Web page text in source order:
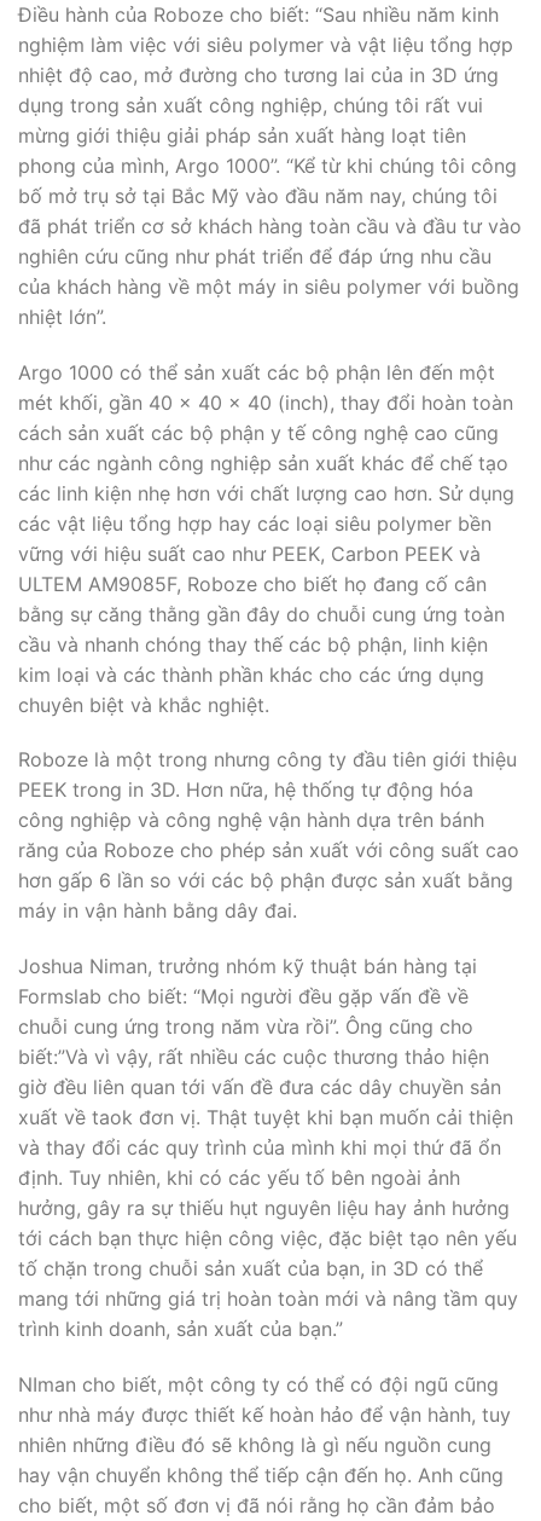
Điều hành của Roboze cho biết: “Sau nhiều năm kinh
nghiệm làm việc với siêu polymer và vật liệu tổng hợp
nhiệt độ cao, mở đường cho tương lai của in 3D ứng
dụng trong sản xuất công nghiệp, chúng tôi rất vui
mừng giới thiệu giải pháp sản xuất hàng loạt tiên
phong của mình, Argo 1000”. “Kể từ khi chúng tôi công
bố mở trụ sở tại Bắc Mỹ vào đầu năm nay, chúng tôi
đã phát triển cơ sở khách hàng toàn cầu và đầu tư vào
nghiên cứu cũng như phát triển để đáp ứng nhu cầu
của khách hàng về một máy in siêu polymer với buồng
nhiệt lớn”.
Argo 1000 có thể sản xuất các bộ phận lên đến một
mét khối, gần 40 x 40 x 40 (inch), thay đổi hoàn toàn
cách sản xuất các bộ phận y tế công nghệ cao cũng
như các ngành công nghiệp sản xuất khác để chế tạo
các linh kiện nhẹ hơn với chất lượng cao hơn. Sử dụng
các vật liệu tổng hợp hay các loại siêu polymer bền
vững với hiệu suất cao như PEEK, Carbon PEEK và
ULTEM AM9085F, Roboze cho biết họ đang cố cân
bằng sự căng thằng gần đây do chuỗi cung ứng toàn
cầu và nhanh chóng thay thế các bộ phận, linh kiện
kim loại và các thành phần khác cho các ứng dụng
chuyên biệt và khắc nghiệt.
Roboze là một trong nhưng công ty đầu tiên giới thiệu
PEEK trong in 3D. Hơn nữa, hệ thống tự động hóa
công nghiệp và công nghệ vận hành dựa trên bánh
răng của Roboze cho phép sản xuất với công suất cao
hơn gấp 6 lần so với các bộ phận được sản xuất bằng
máy in vận hành bằng dây đai.
Joshua Niman, trưởng nhóm kỹ thuật bán hàng tại
Formslab cho biết: “Mọi người đều gặp vấn đề về
chuỗi cung ứng trong năm vừa rồi”. Ông cũng cho
biết:”Và vì vậy, rất nhiều các cuộc thương thảo hiện
giờ đều liên quan tới vấn đề đưa các dây chuyền sản
xuất về taok đơn vị. Thật tuyệt khi bạn muốn cải thiện
và thay đổi các quy trình của mình khi mọi thứ đã ổn
định. Tuy nhiên, khi có các yếu tố bên ngoài ảnh
hưởng, gây ra sự thiếu hụt nguyên liệu hay ảnh hưởng
tới cách bạn thực hiện công việc, đặc biệt tạo nên yếu
tố chặn trong chuỗi sản xuất của bạn, in 3D có thể
mang tới những giá trị hoàn toàn mới và nâng tầm quy
trình kinh doanh, sản xuất của bạn.”
NIman cho biết, một công ty có thể có đội ngũ cũng
như nhà máy được thiết kế hoàn hảo để vận hành, tuy
nhiên những điều đó sẽ không là gì nếu nguồn cung
hay vận chuyển không thể tiếp cận đến họ. Anh cũng
cho biết, một số đơn vị đã nói rằng họ cần đảm bảo